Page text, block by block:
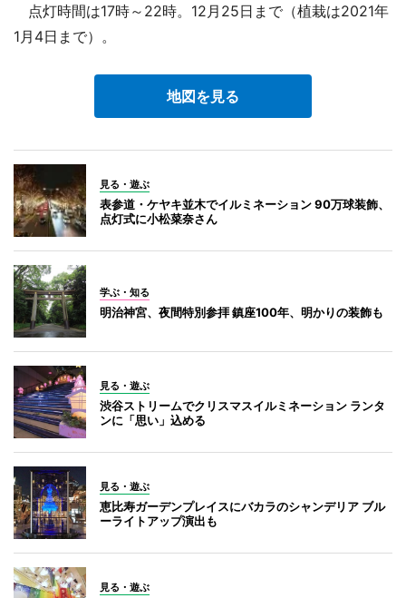
点灯時間は17時～22時。12月25日まで（植栽は2021年
1月4日まで）。
地図を見る
見る・遊ぶ
表参道・ケヤキ並木でイルミネーション 90万球装飾、
点灯式に小松菜奈さん
学ぶ・知る
明治神宮、夜間特別参拝 鎮座100年、明かりの装飾も
見る・遊ぶ
渋谷ストリームでクリスマスイルミネーション ランタ
ンに「思い」込める
見る・遊ぶ
恵比寿ガーデンプレイスにバカラのシャンデリア ブル
ーライトアップ演出も
見る・遊ぶ